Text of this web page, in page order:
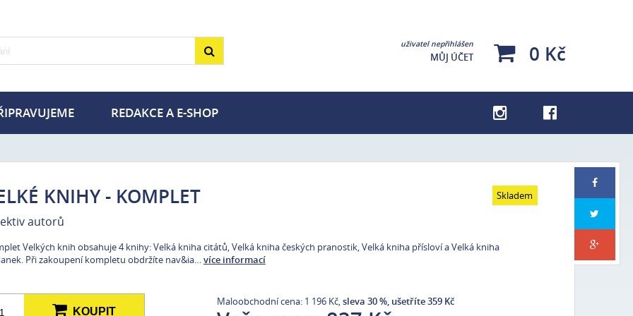
uživatel nepřihlášen
MŮJ ÚČET 0 Kč
a chovatelství Turistika
Kuchařky
deníky MET a PLOT
Lehce poškozené knihy – výprodej
dárky pro pejskaře
životní styl Knihy v akci –50 % Se psy podle Veroniky
REDAKCE A E-SHOP
Skladem
KNIHY - KOMPLET
autorů
Velkých knih obsahuje 4 knihy: Velká kniha citátů, Velká kniha českých pranostik, Velká kniha přísloví a Velká kniha
Při zakoupení kompletu obdržíte nav&ia… více informací
KOUPIT
Maloobchodní cena: 1 196 Kč,sleva 30 %, ušetříte 359 Kč